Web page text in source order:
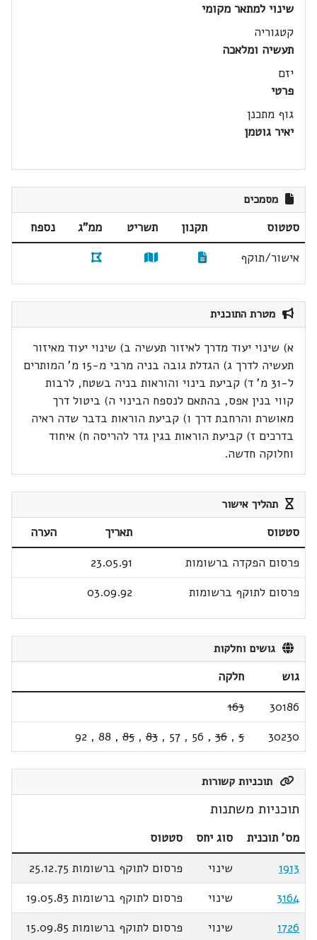
שינוי למתאר מקומי
קטגוריה
תעשיה ומלאכה
יזם
פרטי
גוף מתכנן
יאיר גוטמן
מסמכים
סטטוס תקנון תשריט ממ"ג
נספח
אישור/תוקף
מטרת התוכנית
א) שינוי יעוד מדרך לאיזור תעשיה ב) שינוי יעוד מאיזור
תעשיה לדרך ג) הגדלת גובה בניה מרבי מ-15 מ' המותרים
ל-31 מ' ד) קביעת בינוי והוראות בניה בשטח, לרבות
קווי בנין אפס, בהתאם לנספח הבינוי ה) ביטול דרך
מאושרת והרחבת דרך ו) קביעת הוראות בדבר שדה ראיה
בדרכים ז) קביעת הוראות בגין גדר להריסה ח) איחוד
וחלוקה חדשה.
תהליך אישור
סטטוס תאריך
הערה
פרסום הפקדה ברשומות
23.05.91
פרסום לתוקף ברשומות
03.09.92
גושים וחלקות
גוש
חלקה
30186
163
30230
5
,
36
,
56
,
57
,
83
,
85
,
88
,
92
תוכניות קשורות
תוכניות משתנות
מס' תוכנית סוג יחס
סטטוס
1913
שינוי
פרסום לתוקף ברשומות 25.12.75
3164
שינוי
פרסום לתוקף ברשומות 19.05.83
1726
שינוי
פרסום לתוקף ברשומות 15.09.85